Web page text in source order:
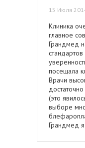
15 Июля
Клиника
главное
Грандмед
посещала
Врачи
(это
выборе
Грандмед